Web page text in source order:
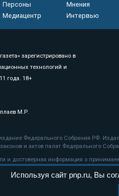
Персоны
Мнения
Медиацентр
Интервью
зарегистрировано в
технологий и
года. 18+
М.Р.
Федерального Собрания РФ.
и актов палат Федерального
и достоверная информация о
технологии
Используя сайт pnp.ru, Вы